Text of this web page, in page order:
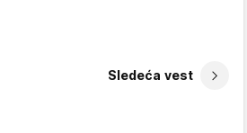
Sledeća vest